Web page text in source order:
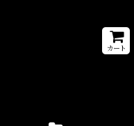
カート